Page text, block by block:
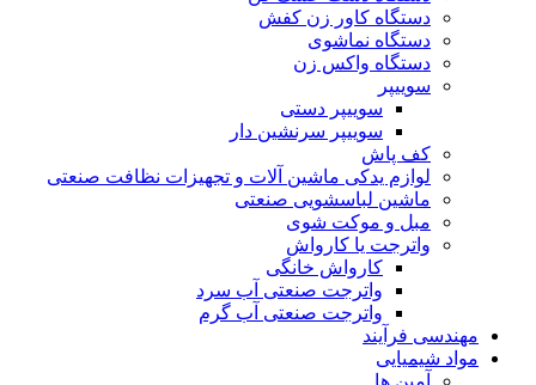
دستگاه کاور زن کفش
دستگاه نماشوی
دستگاه واکس زن
سوییپر
سوییپر دستی
سوییپر سرنشین دار
کف پاش
لوازم یدکی ماشین آلات و تجهیزات نظافت صنعتی
ماشین لباسشویی صنعتی
مبل و موکت شوی
واترجت یا کارواش
کارواش خانگی
واترجت صنعتی آب سرد
واترجت صنعتی آب گرم
مهندسی فرآیند
مواد شیمیایی